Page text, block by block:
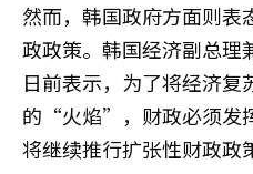
然而，韩国政府方面则表
政政策。韩国经济副总理
日前表示，为了将经济
的“火焰”，财政必须发
将继续推行扩张性财政政